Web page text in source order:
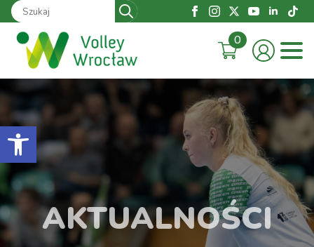
Otwórz pasek narzędzi
Search
for:
0
AKTUALNOŚCI